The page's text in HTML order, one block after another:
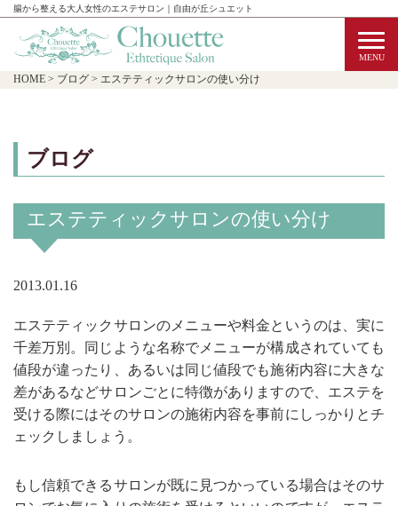
腸から整える大人女性のエステサロン｜自由が丘シュエット
HOME > ブログ > エステティックサロンの使い分け
ブログ
エステティックサロンの使い分け
2013.01.16
エステティックサロンのメニューや料金というのは、実に
千差万別。同じような名称でメニューが構成されていても
値段が違ったり、あるいは同じ値段でも施術内容に大きな
差があるなどサロンごとに特徴がありますので、エステを
受ける際にはそのサロンの施術内容を事前にしっかりとチ
ェックしましょう。
もし信頼できるサロンが既に見つかっている場合はそのサ